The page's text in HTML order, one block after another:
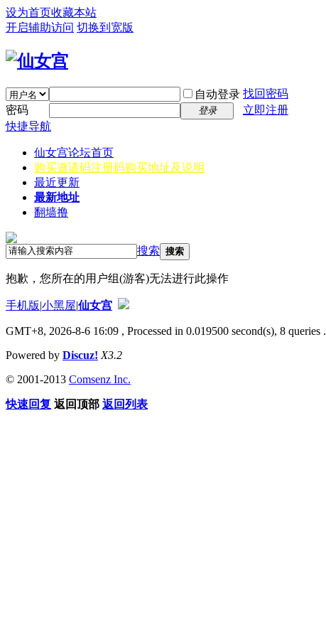
设为首页收藏本站
开启辅助访问 切换到宽版
自动登录 找回密码
密码
登录
立即注册
快捷导航
仙女宫论坛首页
购买邀请码注册码购买地址及说明
最近更新
最新地址
翻墙撸
搜索 搜索
抱歉，您所在的用户组(游客)无法进行此操作
手机版|小黑屋|仙女宫
GMT+8, 2026-8-6 16:09 , Processed in 0.019500 second(s), 8 queries .
Powered by Discuz! X3.2
© 2001-2013 Comsenz Inc.
快速回复 返回顶部 返回列表